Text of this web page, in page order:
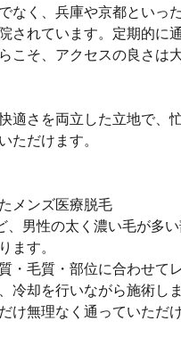
なく、兵庫や京都といっ
されています。 定期的に
こそ、アクセスの良さは
適さを両立した立地で、
ただけます。
メンズ医療脱毛
、男性の太く濃い毛が多
ます。
・毛質・部位に合わせて
冷却を行いながら施術し
け無理なく通っていただ